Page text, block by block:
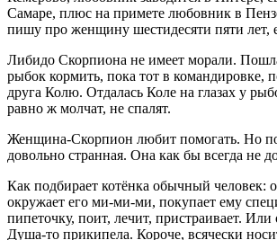
Самаре, плюс на примете любовник в
пишу про женщину шестидесяти пяти лет,
Либидо Скорпиона не имеет морали.
рыбок кормить, пока тот в командировке,
друга Колю. Отдалась Коле на глазах у
равно ж молчат, не спалят.
Женщина-Скорпион любит помогать. Но
довольно странная. Она как бы всегда не
Как подбирает котёнка обычный человек:
окружает его ми-ми-ми, покупает ему
пипеточку, поит, лечит, пристраивает. Или
Душа-то прикипела. Короче, всячески